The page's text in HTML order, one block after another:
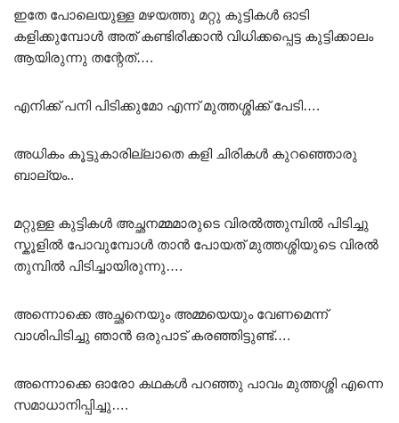
ഇതേ പോലെയുള്ള മഴയത്തു മറ്റു കുട്ടികൾ ഓടി
കളിക്കുമ്പോൾ അത് കണ്ടിരിക്കാൻ വിധിക്കപ്പെട്ട കുട്ടിക്കാലം
ആയിരുന്നു തന്റേത്….
എനിക്ക് പനി പിടിക്കുമോ എന്ന് മുത്തശ്ശിക്ക് പേടി….
അധികം കൂട്ടുകാരില്ലാതെ കളി ചിരികൾ കുറഞ്ഞൊരു
ബാല്യം..
മറ്റുള്ള കുട്ടികൾ അച്ഛനമ്മമാരുടെ വിരൽത്തുമ്പിൽ പിടിച്ചു
സ്കൂളിൽ പോവുമ്പോൾ താൻ പോയത് മുത്തശ്ശിയുടെ വിരൽ
തുമ്പിൽ പിടിച്ചായിരുന്നു….
അന്നൊക്കെ അച്ഛനെയും അമ്മയെയും വേണമെന്ന്
വാശിപിടിച്ചു ഞാൻ ഒരുപാട് കരഞ്ഞിട്ടുണ്ട്….
അന്നൊക്കെ ഓരോ കഥകൾ പറഞ്ഞു പാവം മുത്തശ്ശി എന്നെ
സമാധാനിപ്പിച്ചു….